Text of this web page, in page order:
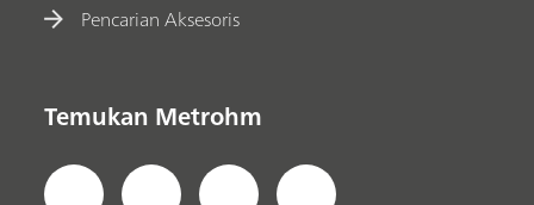
Pencarian Aksesoris
Temukan Metrohm